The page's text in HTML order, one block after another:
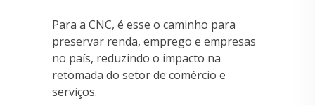
Para a CNC, é esse o caminho para
preservar renda, emprego e empresas
no país, reduzindo o impacto na
retomada do setor de comércio e
serviços.